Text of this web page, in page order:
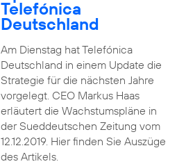
Telefónica
Deutschland
Am Dienstag hat Telefónica
Deutschland in einem Update die
Strategie für die nächsten Jahre
vorgelegt. CEO Markus Haas
erläutert die Wachstumspläne in
der Sueddeutschen Zeitung vom
12.12.2019. Hier finden Sie Auszüge
des Artikels.